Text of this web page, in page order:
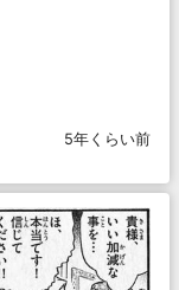
5年くらい前